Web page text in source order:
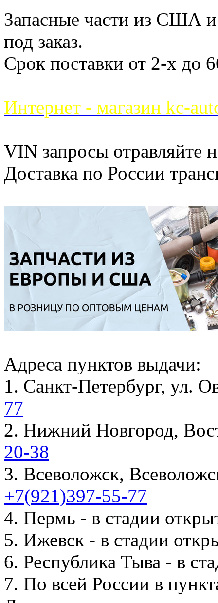
Запасные части из США
под заказ.
Срок поставки от 2-х до
Интернет - магазин kc-
VIN запросы отравляйте
Доставка по России
Адреса пунктов выдачи:
1. Санкт-Петербург, ул.
77
2. Нижний Новгород,
20-38
3. Всеволожск,
+7(921)397-55-77
4. Пермь - в стадии
5. Ижевск - в стадии
6. Республика Тыва - в
7. По всей России в